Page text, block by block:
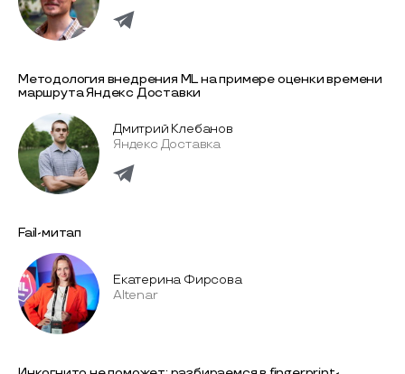
Методология внедрения ML на примере оценки времени
маршрута Яндекс Доставки
Дмитрий Клебанов
Яндекс Доставка
Fail-митап
Екатерина Фирсова
Altenar